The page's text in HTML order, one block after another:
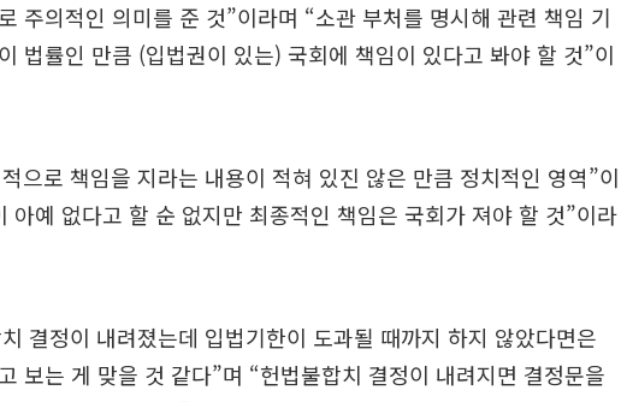
주의적인 의미를 준 것”이라며 “소관 부처를 명시해 관련 책임 기
법률인 만큼 (입법권이 있는) 국회에 책임이 있다고 봐야 할 것”이
으로 책임을 지라는 내용이 적혀 있진 않은 만큼 정치적인 영역”이
아예 없다고 할 순 없지만 최종적인 책임은 국회가 져야 할 것”이라
결정이 내려졌는데 입법기한이 도과될 때까지 하지 않았다면은
보는 게 맞을 것 같다”며 “헌법불합치 결정이 내려지면 결정문을